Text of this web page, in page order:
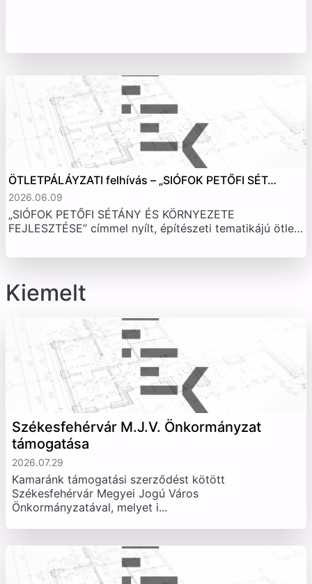
ÖTLETPÁLÁYZATI felhívás – „SIÓFOK PETŐFI SÉT…
2026.06.09
„SIÓFOK PETŐFI SÉTÁNY ÉS KÖRNYEZETE
FEJLESZTÉSE” címmel nyílt, építészeti tematikájú ötle…
Kiemelt
Székesfehérvár M.J.V. Önkormányzat
támogatása
2026.07.29
Kamaránk támogatási szerződést kötött
Székesfehérvár Megyei Jogú Város
Önkormányzatával, melyet i...